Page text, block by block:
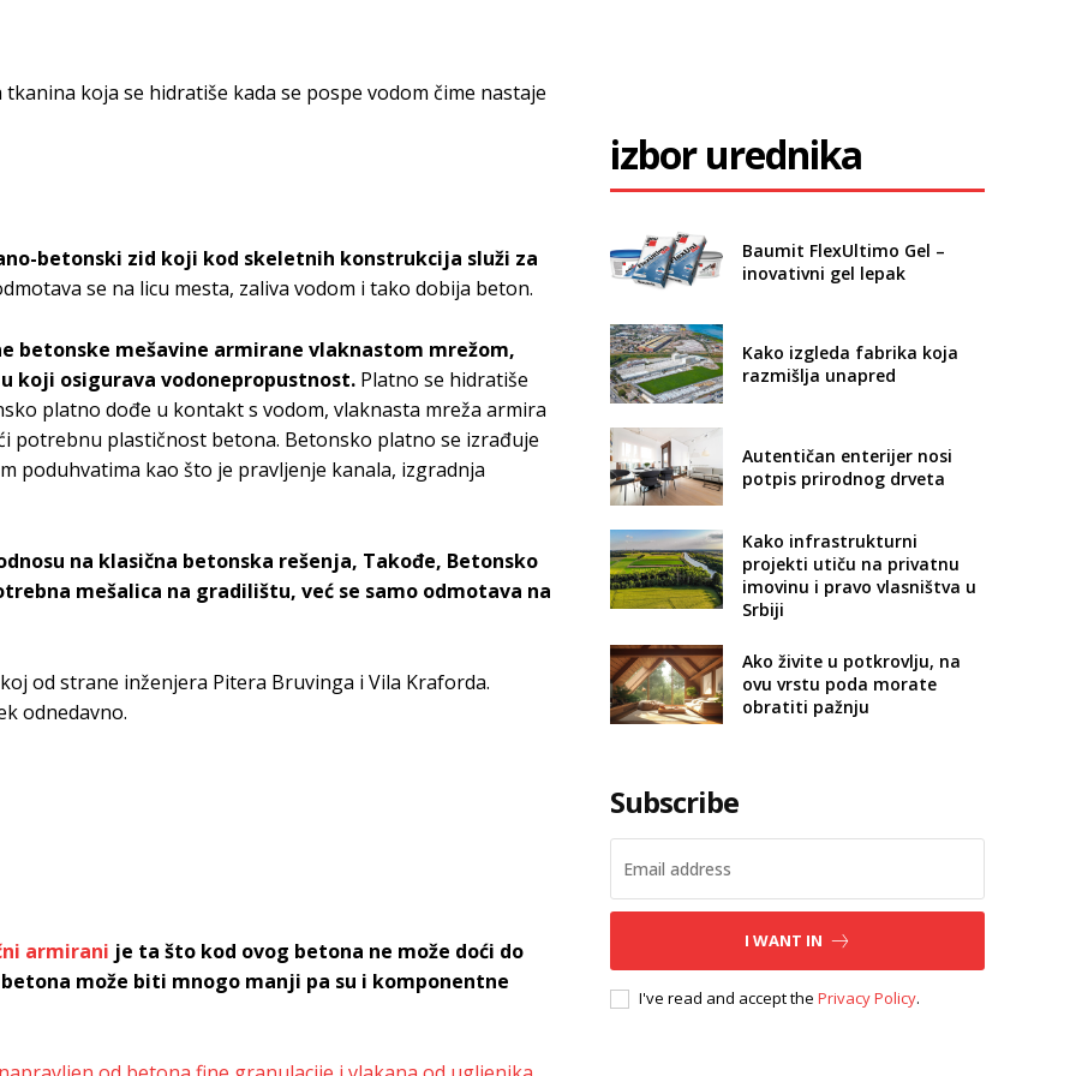
koja se hidratiše kada se pospe vodom čime nastaje
betonski zid koji kod skeletnih konstrukcija služi za
se na licu mesta, zaliva vodom i tako dobija beton.
betonske mešavine armirane vlaknastom mrežom,
koji osigurava vodonepropustnost. Platno se hidratiše
platno dođe u kontakt s vodom, vlaknasta mreža armira
potrebnu plastičnost betona. Betonsko platno se izrađuje
poduhvatima kao što je pravljenje kanala, izgradnja
na klasična betonska rešenja, Takođe, Betonsko
mešalica na gradilištu, već se samo odmotava na
od strane inženjera Pitera Bruvinga i Vila Kraforda.
odnedavno.
armirani je ta što kod ovog betona ne može doći do
može biti mnogo manji pa su i komponentne
izbor urednika
Baumit FlexUltimo Gel –
inovativni gel lepak
Kako izgleda fabrika koja
razmišlja unapred
Autentičan enterijer nosi
potpis prirodnog drveta
Kako infrastrukturni
projekti utiču na privatnu
imovinu i pravo vlasništva u
Srbiji
Ako živite u potkrovlju, na
ovu vrstu poda morate
obratiti pažnju
Subscribe
I WANT IN
I've read and accept thePrivacy Policy.